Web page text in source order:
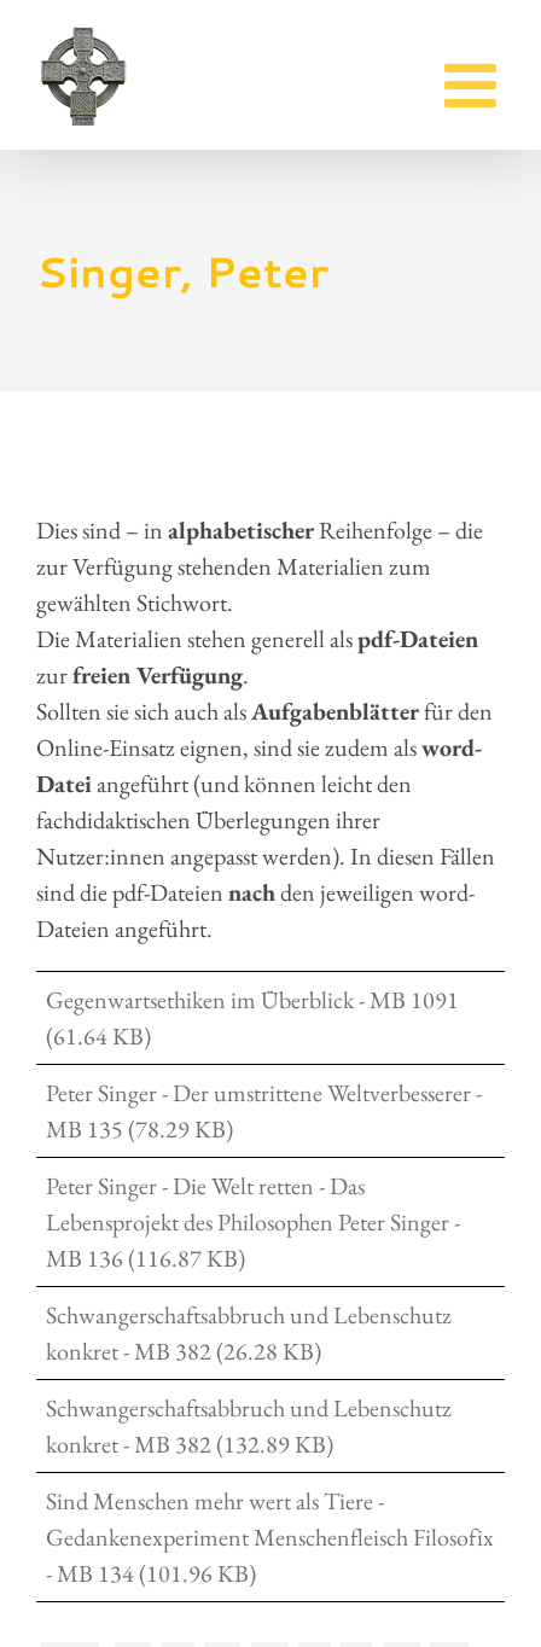
Inhalt
springen
Singer, Peter
Dies sind – inalphabetischerReihenfolge – die
zur Verfügung stehenden Materialien zum
gewählten Stichwort.
Die Materialien stehen generell alspdf-Dateien
zurfreien Verfügung.
Sollten sie sich auch alsAufgabenblätterfür den
Online-Einsatz eignen, sind sie zudem alsword-
Dateiangeführt (und können leicht den
fachdidaktischen Überlegungen ihrer
Nutzer:innen angepasst werden). In diesen Fällen
sind die pdf-Dateiennachden jeweiligen word-
Dateien angeführt.
Gegenwartsethiken im Überblick - MB 1091
(61.64 KB)
Peter Singer - Der umstrittene Weltverbesserer -
MB 135 (78.29 KB)
Peter Singer - Die Welt retten - Das
Lebensprojekt des Philosophen Peter Singer -
MB 136 (116.87 KB)
Schwangerschaftsabbruch und Lebenschutz
konkret - MB 382 (26.28 KB)
Schwangerschaftsabbruch und Lebenschutz
konkret - MB 382 (132.89 KB)
Sind Menschen mehr wert als Tiere -
Gedankenexperiment Menschenfleisch Filosofix
- MB 134 (101.96 KB)